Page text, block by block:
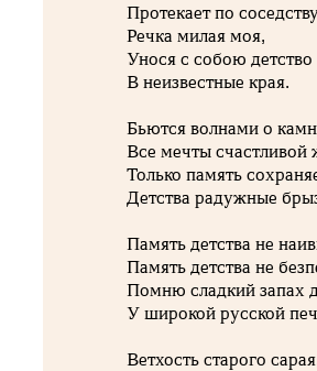
Протекает по
Речка милая моя,
Унося с собою детство
В неизвестные края.
Бьются волнами о
Все мечты счастливой
Только память
Детства радужные
Память детства не
Память детства не
Помню сладкий запах
У широкой русской
Ветхость старого